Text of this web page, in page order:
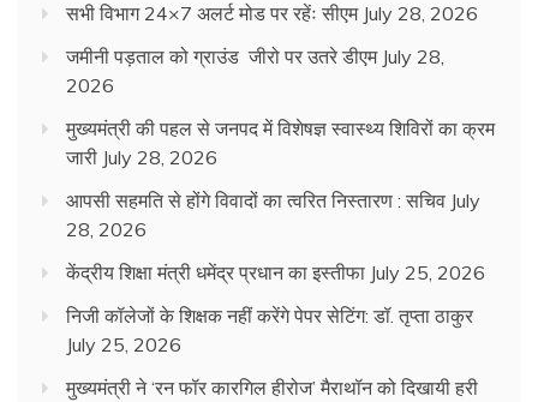
सभी विभाग 24×7 अलर्ट मोड पर रहेंः सीएम July 28, 2026
जमीनी पड़ताल को ग्राउंड जीरो पर उतरे डीएम July 28,
2026
मुख्यमंत्री की पहल से जनपद में विशेषज्ञ स्वास्थ्य शिविरों का क्रम
जारी July 28, 2026
आपसी सहमति से होंगे विवादों का त्वरित निस्तारण : सचिव July
28, 2026
केंद्रीय शिक्षा मंत्री धमेंद्र प्रधान का इस्तीफा July 25, 2026
निजी कॉलेजों के शिक्षक नहीं करेंगे पेपर सेटिंग: डॉ. तृप्ता ठाकुर
July 25, 2026
मुख्यमंत्री ने ‘रन फॉर कारगिल हीरोज’ मैराथॉन को दिखायी हरी